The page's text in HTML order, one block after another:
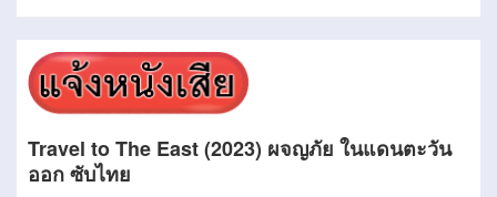
Travel to The East (2023) ผจญภัย ในแดนตะวัน
ออก ซับไทย